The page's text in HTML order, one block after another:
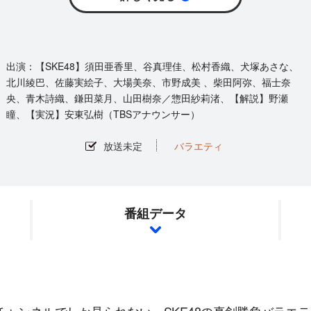
【SKE48】須田亜香里、谷真理佳、松村香織、犬塚あさな、
北川綾巴、佐藤実絵子、大場美奈、市野成美 、柴田阿弥、福士奈
央、青木詩織、鎌田菜月、山田樹奈／惣田紗莉渚、【解説】野瀬
瞳、【実況】安東弘樹（TBSアナウンサー）
放送未定 バラエティ
番組データ